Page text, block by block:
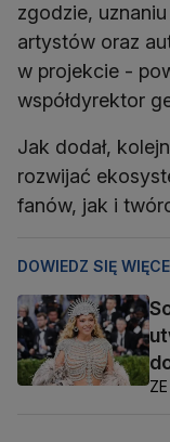
zgodzie,
artystów oraz
w projekcie -
współdyrektor
Jak dodał,
rozwijać
fanów, jak i
DOWIEDZ SIĘ